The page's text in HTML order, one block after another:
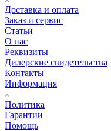
Доставка и оплата
Заказ и сервис
Статьи
О нас
Реквизиты
Дилерские свидетельства
Контакты
Информация
Политика
Гарантии
Помощь